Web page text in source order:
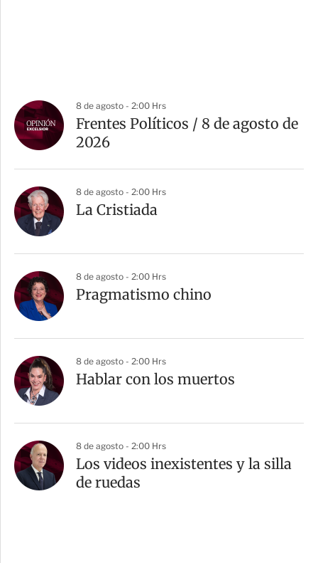
8 de agosto - 2:00 Hrs
Frentes Políticos / 8 de agosto de
2026
8 de agosto - 2:00 Hrs
La Cristiada
8 de agosto - 2:00 Hrs
Pragmatismo chino
8 de agosto - 2:00 Hrs
Hablar con los muertos
8 de agosto - 2:00 Hrs
Los videos inexistentes y la silla
de ruedas